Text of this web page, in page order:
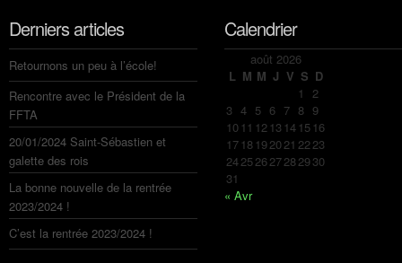
Derniers articles
Retournons un peu à l’école!
Rencontre avec le Président de la
FFTA
20/01/2024 Saint-Sébastien et
galette des rois
La bonne nouvelle de la rentrée
2023/2024 !
C’est la rentrée 2023/2024 !
Calendrier
août 2026
L M M J V S D
1 2
3 4 5 6 7 8 9
10 11 12 13 14 15 16
17 18 192021 2223
24252627282930
31
« Avr